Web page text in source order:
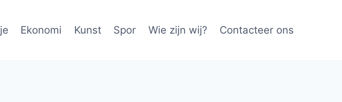
Ekonomi Kunst Spor Wie zijn wij? Contacteer ons